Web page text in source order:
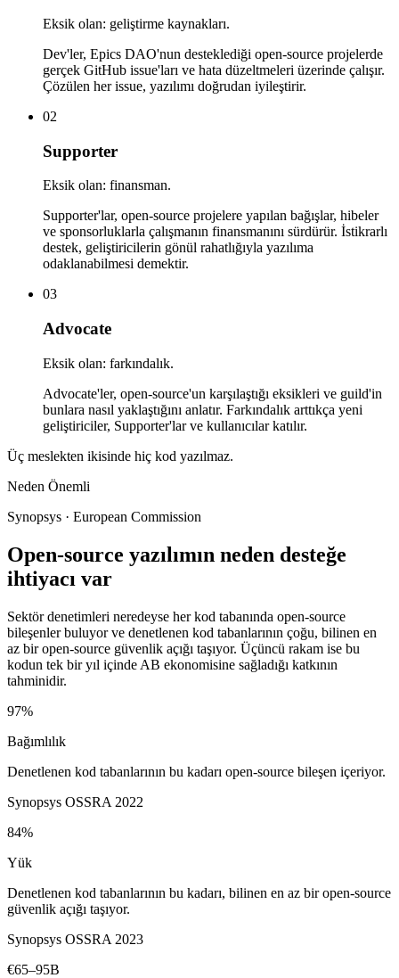
Eksik olan: geliştirme kaynakları.
Dev'ler, Epics DAO'nun desteklediği open-source projelerde
gerçek GitHub issue'ları ve hata düzeltmeleri üzerinde çalışır.
Çözülen her issue, yazılımı doğrudan iyileştirir.
02
Supporter
Eksik olan: finansman.
Supporter'lar, open-source projelere yapılan bağışlar, hibeler
ve sponsorluklarla çalışmanın finansmanını sürdürür. İstikrarlı
destek, geliştiricilerin gönül rahatlığıyla yazılıma
odaklanabilmesi demektir.
03
Advocate
Eksik olan: farkındalık.
Advocate'ler, open-source'un karşılaştığı eksikleri ve guild'in
bunlara nasıl yaklaştığını anlatır. Farkındalık arttıkça yeni
geliştiriciler, Supporter'lar ve kullanıcılar katılır.
Üç meslekten ikisinde hiç kod yazılmaz.
Neden Önemli
Synopsys · European Commission
Open-source yazılımın neden desteğe
ihtiyacı var
Sektör denetimleri neredeyse her kod tabanında open-source
bileşenler buluyor ve denetlenen kod tabanlarının çoğu, bilinen en
az bir open-source güvenlik açığı taşıyor. Üçüncü rakam ise bu
kodun tek bir yıl içinde AB ekonomisine sağladığı katkının
tahminidir.
97%
Bağımlılık
Denetlenen kod tabanlarının bu kadarı open-source bileşen içeriyor.
Synopsys OSSRA 2022
84%
Yük
Denetlenen kod tabanlarının bu kadarı, bilinen en az bir open-source
güvenlik açığı taşıyor.
Synopsys OSSRA 2023
€65–95B